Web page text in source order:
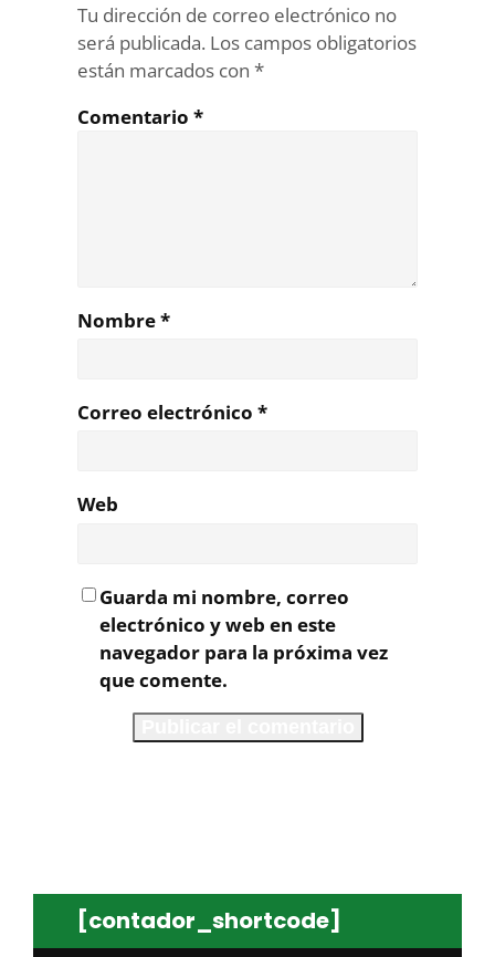
Tu dirección de correo electrónico no
será publicada. Los campos obligatorios
están marcados con *
Comentario *
Nombre*
Correo electrónico *
Web
Guarda mi nombre, correo
electrónico y web en este
navegador para la próxima vez
que comente.
[contador_shortcode]